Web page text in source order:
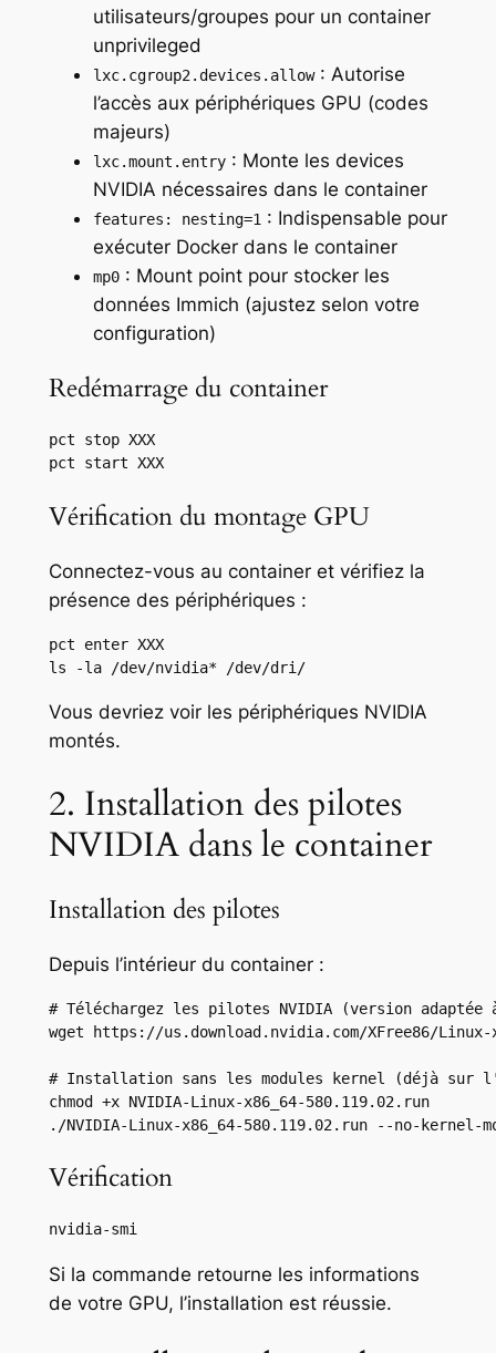
utilisateurs/groupes pour un container
unprivileged
lxc.cgroup2.devices.allow: Autorise
l’accès aux périphériques GPU (codes
majeurs)
lxc.mount.entry: Monte les devices
NVIDIA nécessaires dans le container
features: nesting=1 : Indispensable pour
exécuter Docker dans le container
mp0: Mount point pour stocker les
données Immich (ajustez selon votre
configuration)
Redémarrage du container
pct stop XXX
pct start XXX
Vérification du montage GPU
Connectez-vous au container et vérifiez la
présence des périphériques :
pct enter XXX
ls -la /dev/nvidia* /dev/dri/
Vous devriez voir les périphériques NVIDIA
montés.
2. Installation des pilotes
NVIDIA dans le container
Installation des pilotes
Depuis l’intérieur du container :
# Téléchargez les pilotes NVIDIA (version adaptée
wget https://us.download.nvidia.com/XFree86/Linux-
# Installation sans les modules kernel (déjà sur
chmod +x NVIDIA-Linux-x86_64-580.119.02.run
./NVIDIA-Linux-x86_64-580.119.02.run --no-kernel-
Vérification
nvidia-smi
Si la commande retourne les informations
de votre GPU, l’installation est réussie.